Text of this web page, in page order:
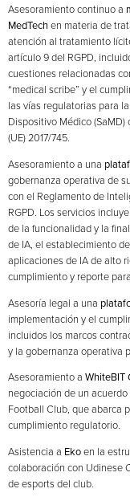
Asesoramiento continuo a
MedTech en materia de
atención al tratamiento
artículo 9 del RGPD,
cuestiones relacionadas
“medical scribe” y el
las vías regulatorias para
Dispositivo Médico
(UE) 2017/745.
Asesoramiento a una
gobernanza operativa de
con el Reglamento de
RGPD. Los servicios
de la funcionalidad y la
de IA, el establecimiento
aplicaciones de IA de alto
cumplimiento y reporte
Asesoría legal a una
implementación y el
incluidos los marcos
y la gobernanza operativa
Asesoramiento a WhiteBIT
negociación de un
Football Club, que abarca
cumplimiento regulatorio.
Asistencia a Ekoen la
colaboración con Udinese
de esports del club.